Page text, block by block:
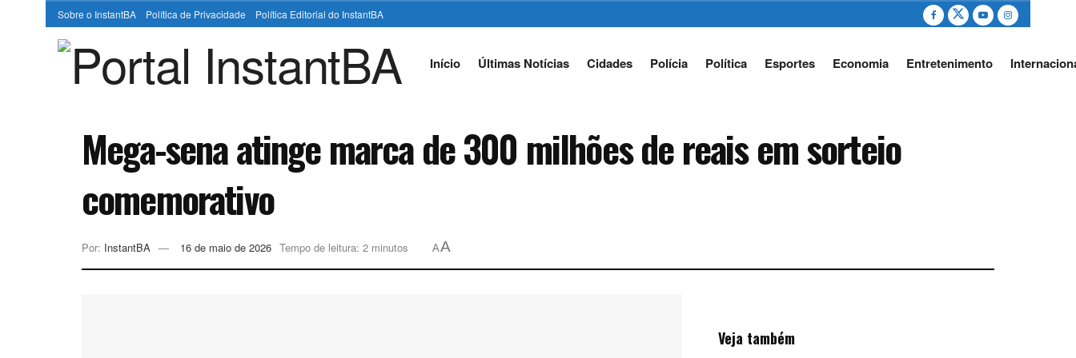
Sobre o InstantBA Política de Privacidade Política Editorial do InstantBA
Início Últimas Notícias Cidades Polícia Política Esportes Economia Entretenimento
Mega-sena atinge marca de 300 milhões de reais em sorteio
comemorativo
Por: InstantBA 16 de maio de 2026 Tempo de leitura: 2 minutos AA
Veja também